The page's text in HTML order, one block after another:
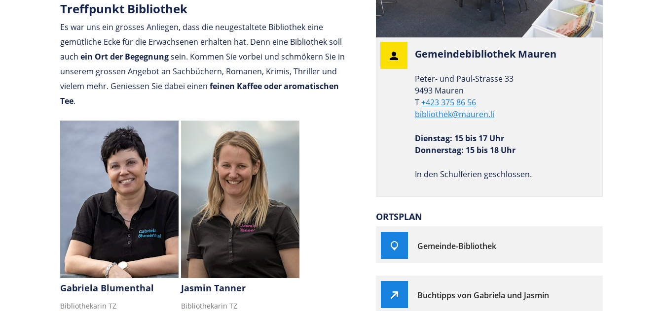
Treff­punkt Bibliothek
Es war uns ein grosses Anliegen, dass die neugestaltete Bibliothek eine
gemütliche Ecke für die Erwachsenen erhalten hat. Denn eine Bibliothek soll
auch ein Ort der Begegnungsein. Kommen Sie vorbei und schmökern Sie in
unserem grossen Angebot an Sachbüchern, Romanen, Krimis, Thriller und
vielem mehr. Geniessen Sie dabei einen feinen Kaffee oder aromatischen
Tee.
Gabriela Blumenthal
Bibliothekarin TZ
Jasmin Tanner
Bibliothekarin TZ
Gemein­de­bi­blio­thek Mauren
Peter- und Paul-Strasse 33
9493 Mauren
T+423 375 86 56
bibliothek@mauren.li
Dienstag: 15 bis 17 Uhr
Donnerstag: 15 bis 18 Uhr
In den Schulferien geschlossen.
ORTSPLAN
Gemeinde-Bibliothek
Buchtipps von Gabriela und Jasmin